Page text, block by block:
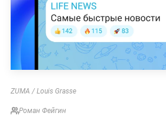
ZUMA / Louis Grasse
Роман Фейгин